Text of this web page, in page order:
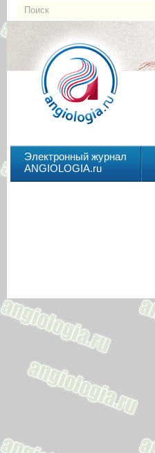
Электронный журнал
ANGIOLOGIA.ru